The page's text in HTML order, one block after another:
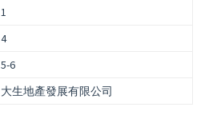
1
4
5-6
大生地產發展有限公司